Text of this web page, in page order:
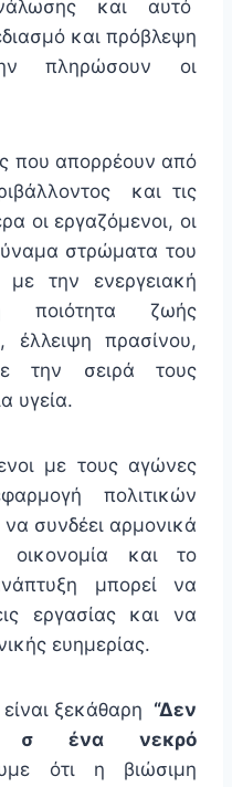
και αυτό
και πρόβλεψη
πληρώσουν οι
που απορρέουν από
και τις
οι εργαζόμενοι, οι
στρώματα του
με την ενεργειακή
ποιότητα ζωής
έλλειψη πρασίνου,
την σειρά τους
υγεία.
με τους αγώνες
πολιτικών
συνδέει αρμονικά
και το
μπορεί να
εργασίας και να
ευημερίας.
ξεκάθαρη “Δεν
σ ένα νεκρό
ότι η βιώσιμη